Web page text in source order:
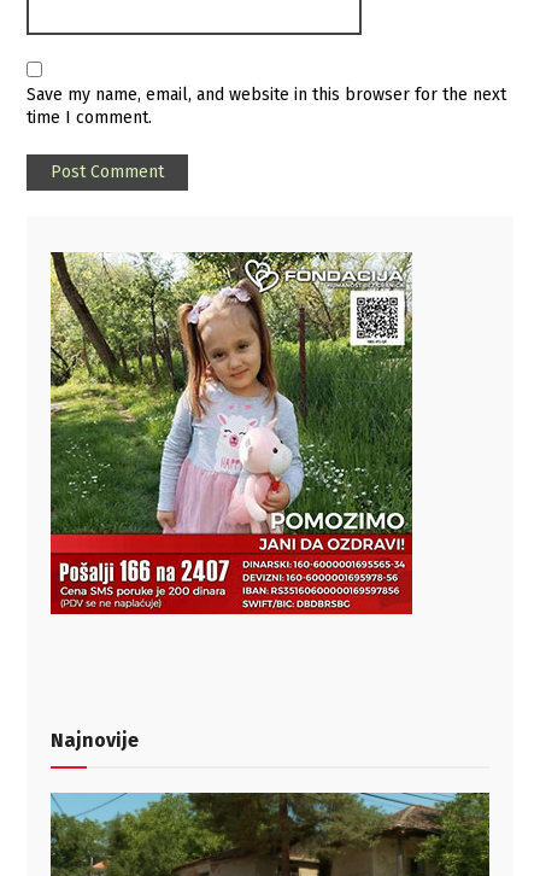
Save my name, email, and website in this browser for the next
time I comment.
Najnovije